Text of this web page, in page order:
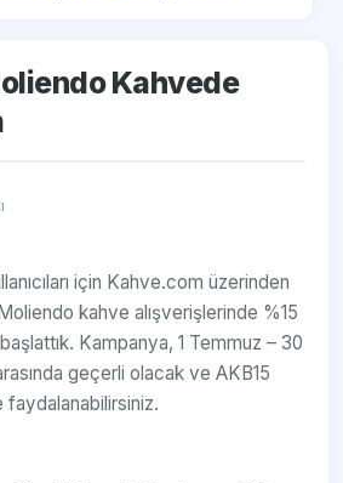
Kahvede
için Kahve.com üzerinden
kahve alışverişlerinde %15
Kampanya, 1 Temmuz – 30
geçerli olacak ve AKB15